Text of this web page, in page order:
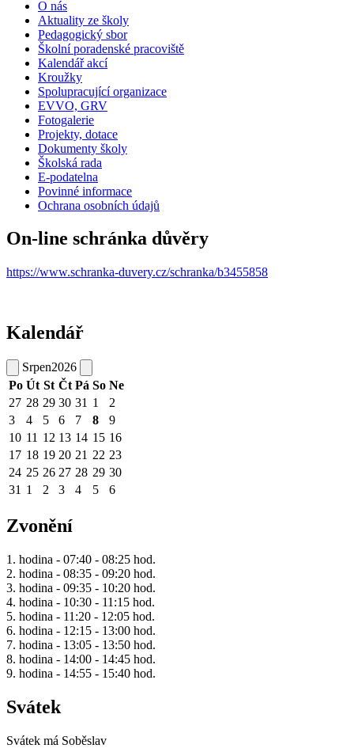
O nás
Aktuality ze školy
Pedagogický sbor
Školní poradenské pracoviště
Kalendář akcí
Kroužky
Spolupracující organizace
EVVO, GRV
Fotogalerie
Projekty, dotace
Dokumenty školy
Školská rada
E-podatelna
Povinné informace
Ochrana osobních údajů
On-line schránka důvěry
https://www.schranka-duvery.cz/schranka/b3455858
Kalendář
Srpen2026
Po Út St Čt Pá So Ne
27 28 29 30 31 1
2
3
4 5 6 7 8
9
10 11 12 13 14 15 16
17 18 19 20 21 22 23
24 25 26 27 28 29 30
31 1 2 3 4 5 6
Zvonění
1. hodina - 07:40 - 08:25 hod.
2. hodina - 08:35 - 09:20 hod.
3. hodina - 09:35 - 10:20 hod.
4. hodina - 10:30 - 11:15 hod.
5. hodina - 11:20 - 12:05 hod.
6. hodina - 12:15 - 13:00 hod.
7. hodina - 13:05 - 13:50 hod.
8. hodina - 14:00 - 14:45 hod.
9. hodina - 14:55 - 15:40 hod.
Svátek
Svátek má Soběslav